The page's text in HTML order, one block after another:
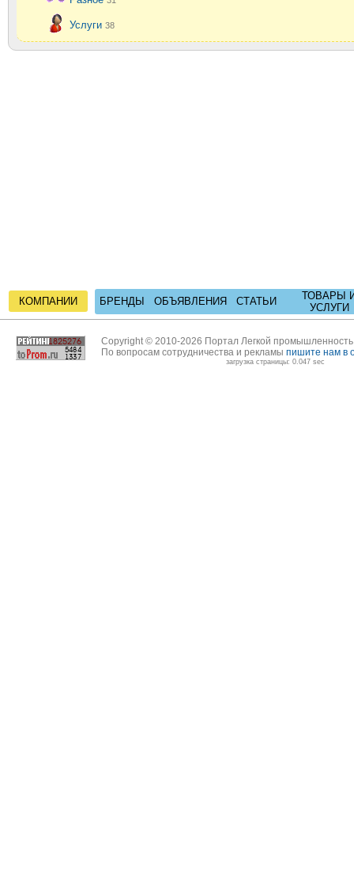
Услуги 38
КОМПАНИИ БРЕНДЫ ОБЪЯВЛЕНИЯ СТАТЬИ
ТОВАРЫ
УСЛУГИ
Copyright © 2010-2026 Портал Легкой
По вопросам сотрудничества и рекламы пишите нам в
загрузка страницы: 0.047 sec